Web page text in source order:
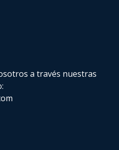
a través nuestras